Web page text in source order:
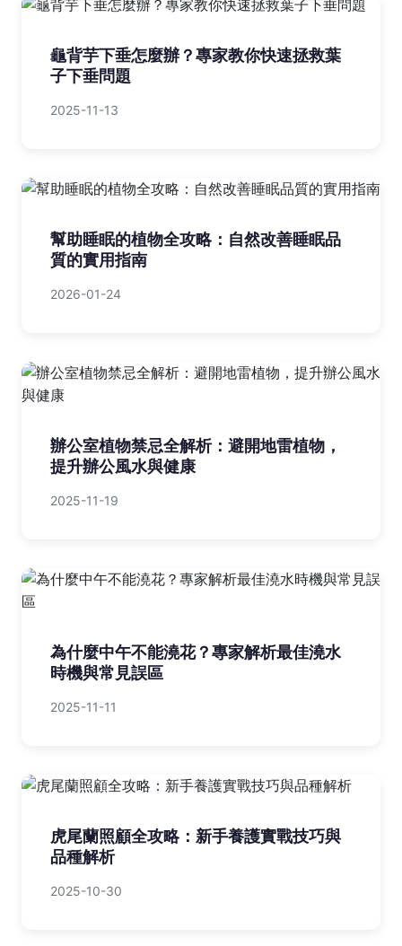
龜背芋下垂怎麼辦？專家教你快速拯救葉
子下垂問題
2025-11-13
幫助睡眠的植物全攻略：自然改善睡眠品
質的實用指南
2026-01-24
辦公室植物禁忌全解析：避開地雷植物，
提升辦公風水與健康
2025-11-19
為什麼中午不能澆花？專家解析最佳澆水
時機與常見誤區
2025-11-11
虎尾蘭照顧全攻略：新手養護實戰技巧與
品種解析
2025-10-30